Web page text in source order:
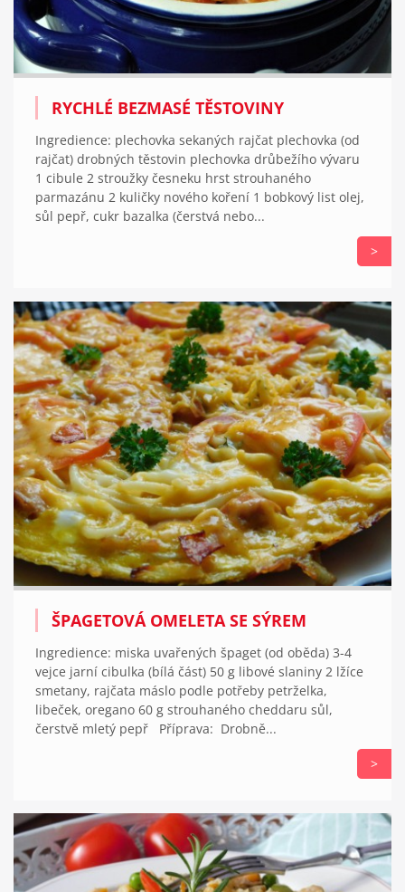
RYCHLÉ BEZMASÉ TĚSTOVINY
Ingredience: plechovka sekaných rajčat plechovka (od
rajčat) drobných těstovin plechovka drůbežího vývaru
1 cibule 2 stroužky česneku hrst strouhaného
parmazánu 2 kuličky nového koření 1 bobkový list olej,
sůl pepř, cukr bazalka (čerstvá nebo...
>
ŠPAGETOVÁ OMELETA SE SÝREM
Ingredience: miska uvařených špaget (od oběda) 3-4
vejce jarní cibulka (bílá část) 50 g libové slaniny 2 lžíce
smetany, rajčata máslo podle potřeby petrželka,
libeček, oregano 60 g strouhaného cheddaru sůl,
čerstvě mletý pepř Příprava: Drobně...
>